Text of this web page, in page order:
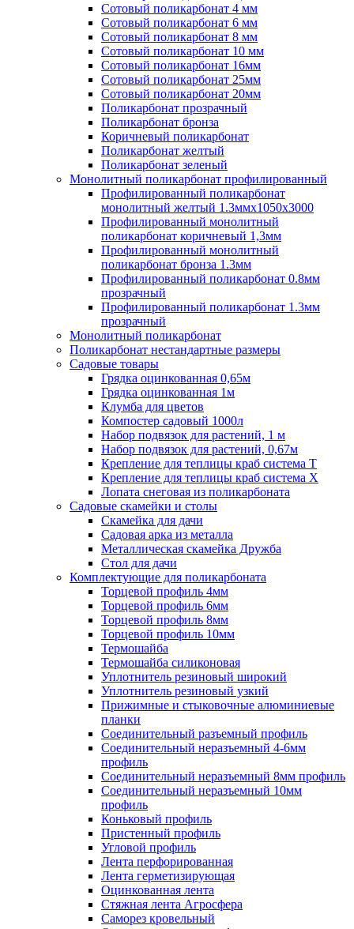
Сотовый поликарбонат 4 мм
Сотовый поликарбонат 6 мм
Сотовый поликарбонат 8 мм
Сотовый поликарбонат 10 мм
Сотовый поликарбонат 16мм
Сотовый поликарбонат 25мм
Сотовый поликарбонат 20мм
Поликарбонат прозрачный
Поликарбонат бронза
Коричневый поликарбонат
Поликарбонат желтый
Поликарбонат зеленый
Монолитный поликарбонат профилированный
Профилированный поликарбонат
монолитный желтый 1.3ммх1050х3000
Профилированный монолитный
поликарбонат коричневый 1,3мм
Профилированный монолитный
поликарбонат бронза 1.3мм
Профилированный поликарбонат 0.8мм
прозрачный
Профилированный поликарбонат 1.3мм
прозрачный
Монолитный поликарбонат
Поликарбонат нестандартные размеры
Садовые товары
Грядка оцинкованная 0,65м
Грядка оцинкованная 1м
Клумба для цветов
Компостер садовый 1000л
Набор подвязок для растений, 1 м
Набор подвязок для растений, 0,67м
Крепление для теплицы краб система Т
Крепление для теплицы краб система Х
Лопата снеговая из поликарбоната
Садовые скамейки и столы
Скамейка для дачи
Садовая арка из металла
Металлическая скамейка Дружба
Стол для дачи
Комплектующие для поликарбоната
Торцевой профиль 4мм
Торцевой профиль 6мм
Торцевой профиль 8мм
Торцевой профиль 10мм
Термошайба
Термошайба силиконовая
Уплотнитель резиновый широкий
Уплотнитель резиновый узкий
Прижимные и стыковочные алюминиевые
планки
Соединительный разъемный профиль
Соединительный неразъемный 4-6мм
профиль
Соединительный неразъемный 8мм профиль
Соединительный неразъемный 10мм
профиль
Коньковый профиль
Пристенный профиль
Угловой профиль
Лента перфорированная
Лента герметизирующая
Оцинкованная лента
Стяжная лента Агросфера
Саморез кровельный